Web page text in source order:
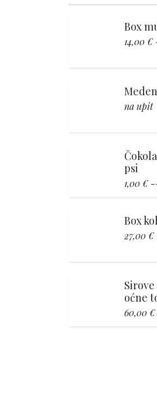
Box
14,00
na upit
psi
1,00 €
Box
27,00
oćne
60,00